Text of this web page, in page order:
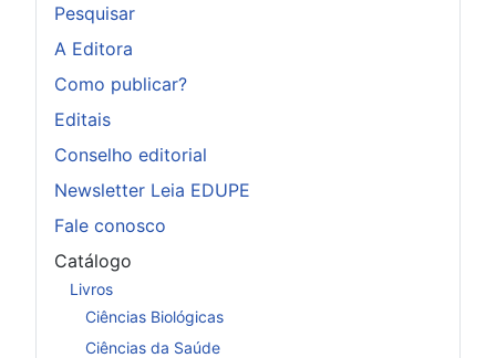
Pesquisar
A Editora
Como publicar?
Editais
Conselho editorial
Newsletter Leia EDUPE
Fale conosco
Catálogo
Livros
Ciências Biológicas
Ciências da Saúde